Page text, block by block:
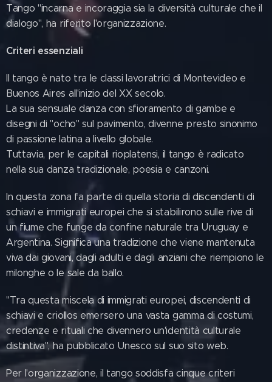
Tango "incarna e incoraggia sia la diversità culturale che il
dialogo", ha riferito l'organizzazione.
Criteri essenziali
Il tango è nato tra le classi lavoratrici di Montevideo e
Buenos Aires all'inizio del XX secolo.
La sua sensuale danza con sfioramento di gambe e
disegni di "ocho" sul pavimento, divenne presto sinonimo
di passione latina a livello globale.
Tuttavia, per le capitali rioplatensi, il tango è radicato
nella sua danza tradizionale, poesia e canzoni.
In questa zona fa parte di quella storia di discendenti di
schiavi e immigrati europei che si stabilirono sulle rive di
un fiume che funge da confine naturale tra Uruguay e
Argentina. Significa una tradizione che viene mantenuta
viva dai giovani, dagli adulti e dagli anziani che riempiono le
milonghe o le sale da ballo.
"Tra questa miscela di immigrati europei, discendenti di
schiavi e criollos emersero una vasta gamma di costumi,
credenze e rituali che divennero un'identità culturale
distintiva", ha pubblicato Unesco sul suo sito web.
Per l'organizzazione, il tango soddisfa cinque criteri